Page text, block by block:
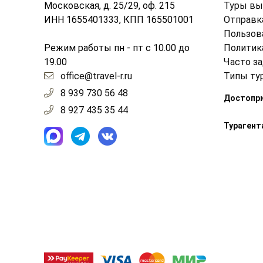
Московская, д. 25/29, оф. 215
ИНН 1655401333, КПП 165501001
Режим работы пн - пт с 10.00 до
19.00
office@travel-r.ru
8 939 730 56 48
8 927 435 35 44
Туры
Часто
Типы